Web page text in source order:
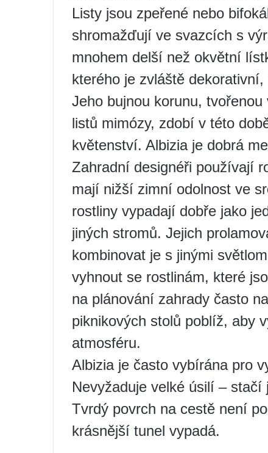
Listy jsou zpeřené nebo
shromažďují ve svazcích s
mnohem delší než okvětní
kterého je zvláště
Jeho bujnou korunu,
listů mimózy, zdobí v této
květenství. Albizia je dobrá
Zahradní designéři používají
mají nižší zimní odolnost ve
rostliny vypadají dobře jako
jiných stromů. Jejich
kombinovat je s jinými
vyhnout se rostlinám, které
na plánování zahrady často
piknikových stolů poblíž, aby
atmosféru.
Albizia je často vybírána pro
Nevyžaduje velké úsilí –
Tvrdý povrch na cestě není
krásnější tunel vypadá.